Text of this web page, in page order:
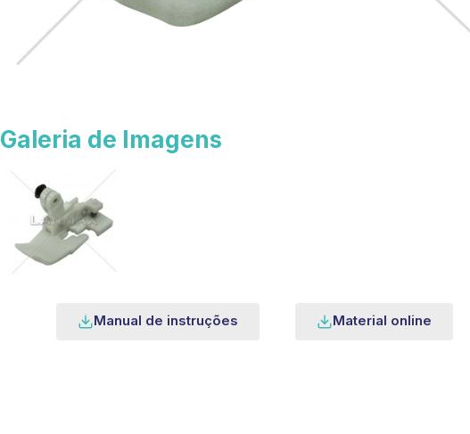
Galeria de Imagens
Manual de instruções Material online